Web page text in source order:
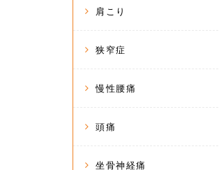
肩こり
狭窄症
慢性腰痛
頭痛
坐骨神経痛